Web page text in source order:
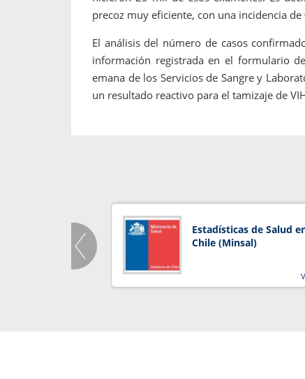
precoz muy eficiente, con una incidencia
El análisis del número de casos
información registrada en el formulario
emana de los Servicios de Sangre y
un resultado reactivo para el tamizaje de
Estadísticas de Salud
Chile (Minsal)